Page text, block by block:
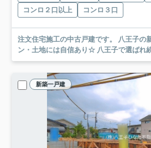
コンロ２口以上
コンロ３口
注文住宅施工の中古戸建です。 八王子の新築戸建・中古戸建 マンショ
ン・土地には自信あり☆ 八王
新築一戸建